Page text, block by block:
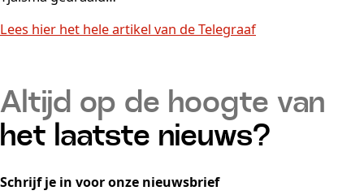
Lees hier het hele artikel van de Telegraaf
Altijd op de hoogte van
het laatste nieuws?
Schrijf je in voor onze nieuwsbrief